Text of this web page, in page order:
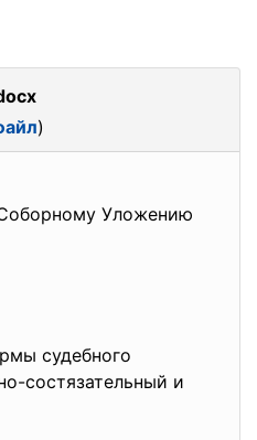
)
Уложению
судебного
состязательный и